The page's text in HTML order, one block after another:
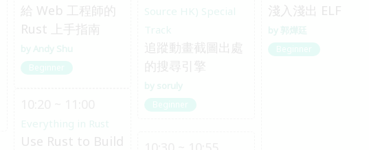
給 Web 工程師的
Rust 上手指南
Andy Shu
Beginner
Source HK) Special
Track
追蹤動畫截圖出處
的搜尋引擎
soruly
Beginner
淺入淺出 ELF
郭燁廷
Beginner
Everything in Rust
Use Rust to Build